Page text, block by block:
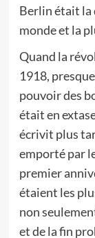
Berlin était la
monde et la
Quand la
1918,
pouvoir des
était en
écrivit plus
emporté par
premier
étaient les
non
et de la fin